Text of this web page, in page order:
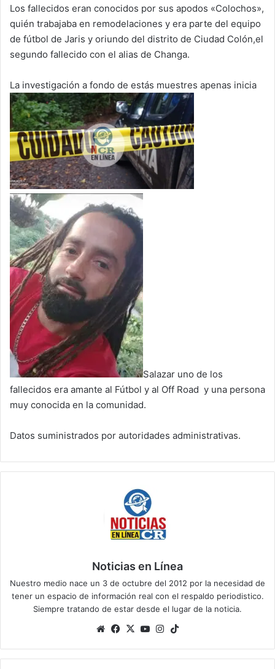
Los fallecidos eran conocidos por sus apodos «Colochos»,
quién trabajaba en remodelaciones y era parte del equipo
de fútbol de Jaris y oriundo del distrito de Ciudad Colón,el
segundo fallecido con el alias de Changa.
La investigación a fondo de estás muestres apenas inicia
Salazar uno de los
fallecidos era amante al Fútbol y al Off Road y una persona
muy conocida en la comunidad.
Datos suministrados por autoridades administrativas.
Noticias en Línea
Nuestro medio nace un 3 de octubre del 2012 por la necesidad de
tener un espacio de información real con el respaldo periodistico.
Siempre tratando de estar desde el lugar de la noticia.
SitioFacebook
X YouTubeInstagram